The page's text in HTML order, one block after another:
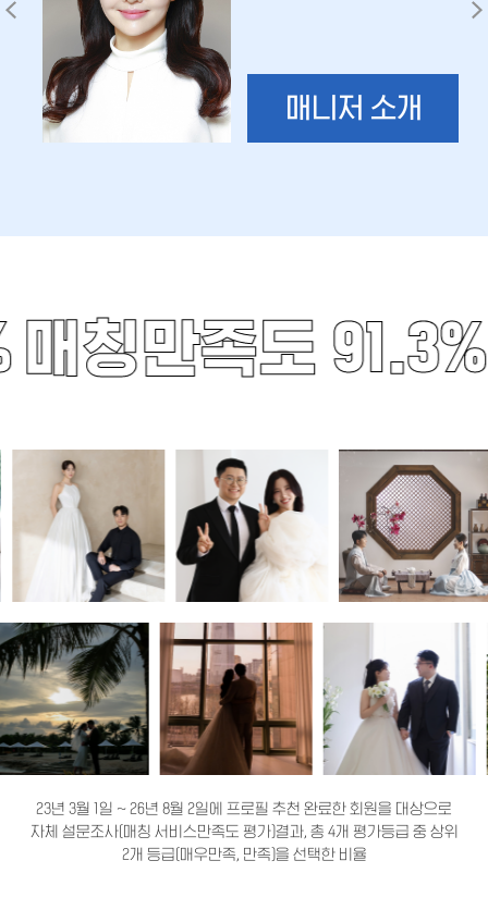
매니저 소개
매칭만족도 91.3%
23년 3월 1일 ~ 26년 8월 2일에 프로필 추천 완료한 회원을 대상으로
자체 설문조사(매칭 서비스만족도 평가)결과, 총 4개 평가등급 중 상위
2개 등급(매우만족, 만족)을 선택한 비율